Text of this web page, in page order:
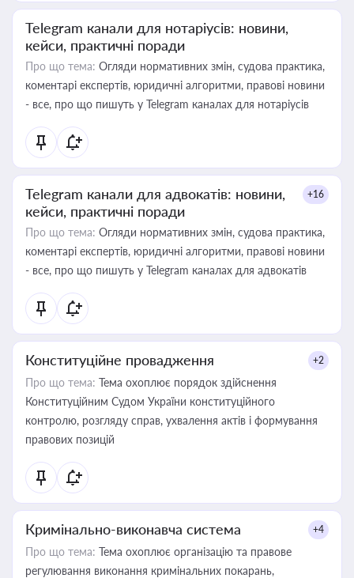
Telegram канали для нотаріусів: новини,
кейси, практичні поради
Про що тема: Огляди нормативних змін, судова практика,
коментарі експертів, юридичні алгоритми, правові новини
- все, про що пишуть у Telegram каналах для нотаріусів
Telegram канали для адвокатів: новини,
кейси, практичні поради
+16
Про що тема: Огляди нормативних змін, судова практика,
коментарі експертів, юридичні алгоритми, правові новини
- все, про що пишуть у Telegram каналах для адвокатів
Конституційне провадження +2
Про що тема: Тема охоплює порядок здійснення
Конституційним Судом України конституційного
контролю, розгляду справ, ухвалення актів і формування
правових позицій
Кримінально-виконавча система +4
Про що тема: Тема охоплює організацію та правове
регулювання виконання кримінальних покарань,